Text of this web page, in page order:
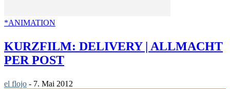
*ANIMATION
KURZFILM: DELIVERY | ALLMACHT
PER POST
el flojo - 7. Mai 2012